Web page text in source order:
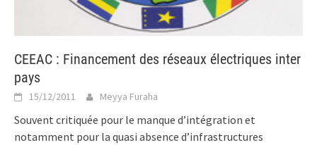
CEEAC : Financement des réseaux électriques inter
pays
15/12/2011 Meyya Furaha
Souvent critiquée pour le manque d’intégration et
notamment pour la quasi absence d’infrastructures